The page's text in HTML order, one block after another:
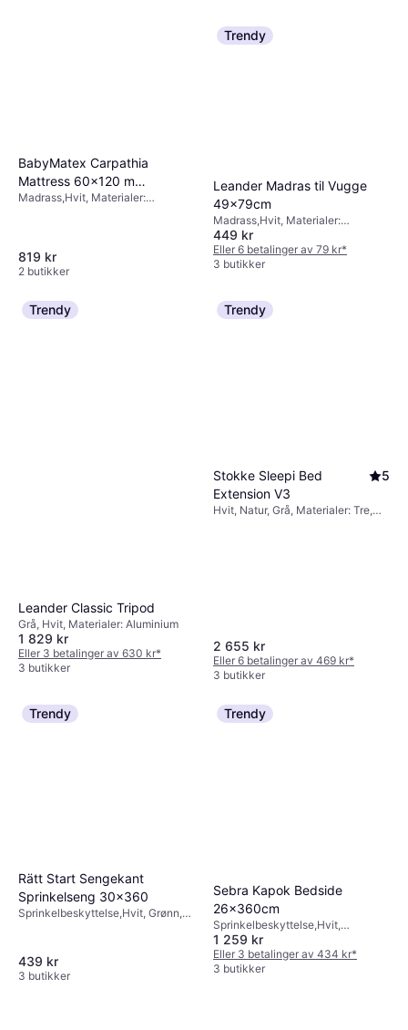
BabyMatex Carpathia
Mattress 60x120 m
60x120cm
Madrass,Hvit, Materialer:
819 kr
2 butikker
Trendy
Leander Madras til Vugge
49x79cm
Madrass,Hvit, Materialer:
Polyester, Bomull
449 kr
Eller 6 betalinger av 79 kr*
3 butikker
Trendy
Leander Classic Tripod
Grå, Hvit, Materialer: Aluminium
1 829 kr
Eller 3 betalinger av 630 kr*
3 butikker
Trendy
Stokke Sleepi Bed
Extension V3
5
Hvit, Natur, Grå, Materialer: Tre,
2 655 kr
Eller 6 betalinger av 469 kr*
3 butikker
Trendy
Rätt Start Sengekant
Sprinkelseng 30x360
Sprinkelbeskyttelse,Hvit, Grønn,
439 kr
3 butikker
Trendy
Sebra Kapok Bedside
26x360cm
Sprinkelbeskyttelse,Hvit,
Materialer: Bomull
1 259 kr
Eller 3 betalinger av 434 kr*
3 butikker